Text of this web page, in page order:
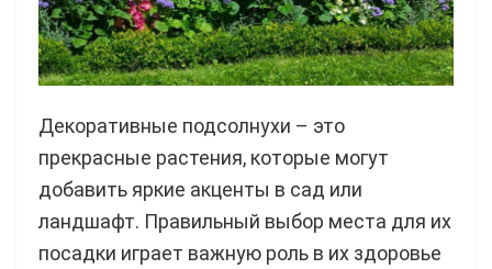
Декоративные подсолнухи – это
прекрасные растения, которые могут
добавить яркие акценты в сад или
ландшафт. Правильный выбор места для их
посадки играет важную роль в их здоровье